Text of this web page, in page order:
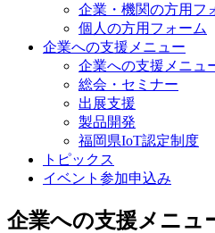
企業・機関の方用フ
個人の方用フォーム
企業への支援メニュー
企業への支援メニュ
総会・セミナー
出展支援
製品開発
福岡県IoT認定制度
トピックス
イベント参加申込み
企業への支援メニュ